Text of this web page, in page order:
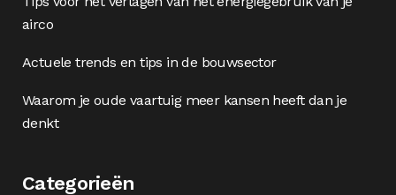
airco
Actuele trends en tips in de bouwsector
Waarom je oude vaartuig meer kansen heeft dan je
denkt
Categorieën